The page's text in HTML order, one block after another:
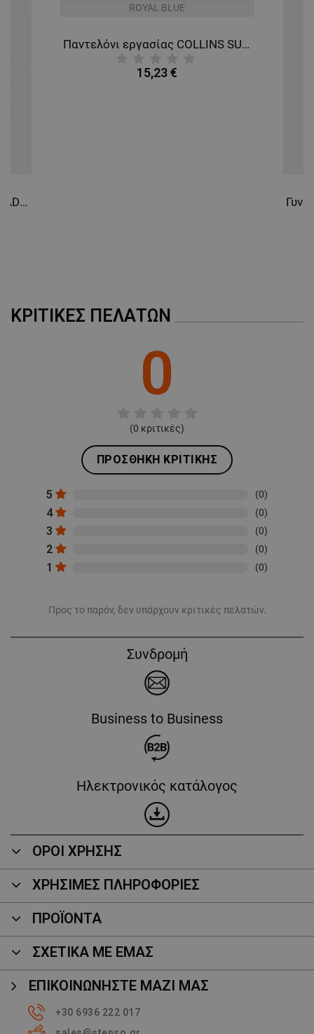
Κοντομάνικο μπλουζάκι FRISTADS SODIUM UNISEX WHITE
Παντελόνι εργασίας COLLINS SUMMER ROYAL BLUE
15,23 €
ΚΡΙΤΙΚΈΣ ΠΕΛΑΤΏΝ
0
(0 κριτικές)
ΠΡΟΣΘΉΚΗ ΚΡΙΤΙΚΉΣ
5 (0)
4 (0)
3 (0)
2 (0)
1 (0)
Προς το παρόν, δεν υπάρχουν κριτικές πελατών.
Συνδρομή
Business to Business
Ηλεκτρονικός κατάλογος
ΟΡΟΙ ΧΡΗΣΗΣ
ΧΡΗΣΙΜΕΣ ΠΛΗΡΟΦΟΡΙΕΣ
ΠΡΟΪΌΝΤΑ
ΣΧΕΤΙΚΑ ΜΕ ΕΜΑΣ
ΕΠΙΚΟΙΝΩΝΉΣΤΕ ΜΑΖΊ ΜΑΣ
+30 6936 222 017
ΛΕΙΤΟΥΡΓΙΚΌΤΗΤΑΣ